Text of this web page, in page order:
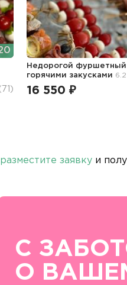
Недорогой фуршетный
горячими закусками 6.2
16 550 ₽
разместите заявку и
С
О